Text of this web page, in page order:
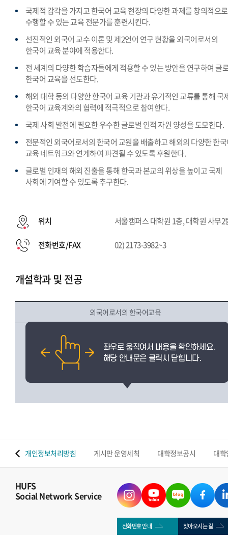
국제적 감각을 가지고 한국어 교육 현장의 다양한 과제를 창의적으로
수행할 수 있는 교육 전문가를 훈련시킨다.
선진적인 외국어 교수 이론 및 제2언어 연구 현황을 외국어로서의
한국어 교육 분야에 적용한다.
전 세계의 다양한 학습자들에게 적용할 수 있는 방안을 연구하여 글
한국어 교육을 선도한다.
해외 대학 등의 다양한 한국어 교육 기관과 유기적인 교류를 통해 국
한국어 교육계와의 협력에 적극적으로 참여한다.
국제 사회 발전에 필요한 우수한 글로벌 인적 자원 양성을 도모한다.
전문적인 외국어로서의 한국어 교원을 배출하고 해외의 다양한 한
교육 네트워크와 연계하여 파견될 수 있도록 후원한다.
글로벌 인재의 해외 진출을 통해 한국과 본교의 위상을 높이고 국제
사회에 기여할 수 있도록 추구한다.
위치 서울캠퍼스 대학원 1층, 대학원 사무2
전화번호/FAX 02) 2173-3982~3
개설학과 및 전공
외국어로서의 한국어교육
개인정보처리방침 게시판 운영세칙 대학정보공시 대
HUFS
Social Network Service
전화번호 안내 찾아오시는 길